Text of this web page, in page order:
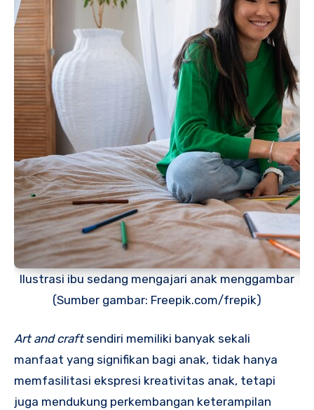
Ilustrasi ibu sedang mengajari anak menggambar
(Sumber gambar: Freepik.com/frepik)
Art and craftsendiri memiliki banyak sekali
manfaat yang signifikan bagi anak, tidak hanya
memfasilitasi ekspresi kreativitas anak, tetapi
juga mendukung perkembangan keterampilan